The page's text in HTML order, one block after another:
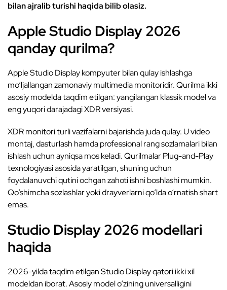
bilan ajralib turishi haqida bilib olasiz.
Apple Studio Display 2026
qanday qurilma?
Apple Studio Display kompyuter bilan qulay ishlashga
mo‘ljallangan zamonaviy multimedia monitoridir. Qurilma ikki
asosiy modelda taqdim etilgan: yangilangan klassik model va
eng yuqori darajadagi XDR versiyasi.
XDR monitori turli vazifalarni bajarishda juda qulay. U video
montaj, dasturlash hamda professional rang sozlamalari bilan
ishlash uchun ayniqsa mos keladi. Qurilmalar Plug-and-Play
texnologiyasi asosida yaratilgan, shuning uchun
foydalanuvchi qutini ochgan zahoti ishni boshlashi mumkin.
Qo‘shimcha sozlashlar yoki drayverlarni qo‘lda o‘rnatish shart
emas.
Studio Display 2026 modellari
haqida
2026-yilda taqdim etilgan Studio Display qatori ikki xil
modeldan iborat. Asosiy model o‘zining universalligini